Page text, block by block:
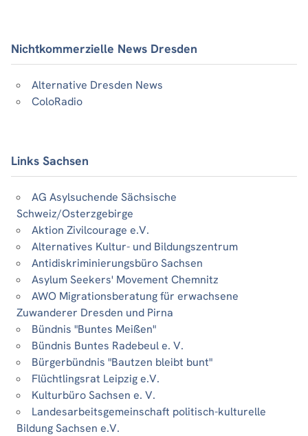
Nichtkommerzielle News Dresden
Alternative Dresden News
ColoRadio
Links Sachsen
AG Asylsuchende Sächsische
Schweiz/Osterzgebirge
Aktion Zivilcourage e.V.
Alternatives Kultur- und Bildungszentrum
Antidiskriminierungsbüro Sachsen
Asylum Seekers' Movement Chemnitz
AWO Migrationsberatung für erwachsene
Zuwanderer Dresden und Pirna
Bündnis "Buntes Meißen"
Bündnis Buntes Radebeul e. V.
Bürgerbündnis "Bautzen bleibt bunt"
Flüchtlingsrat Leipzig e.V.
Kulturbüro Sachsen e. V.
Landesarbeitsgemeinschaft politisch-kulturelle
Bildung Sachsen e.V.